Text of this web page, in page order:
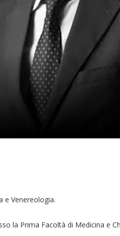
e Venereologia.
la Prima Facoltà di Medicina e